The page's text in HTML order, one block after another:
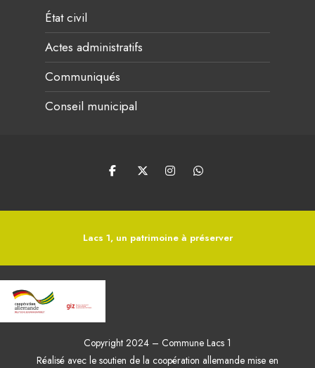
État civil
Actes administratifs
Communiqués
Conseil municipal
Lacs 1, un patrimoine à préserver
Copyright 2024 – Commune Lacs 1
Réalisé avec le soutien de la coopération allemande mise en